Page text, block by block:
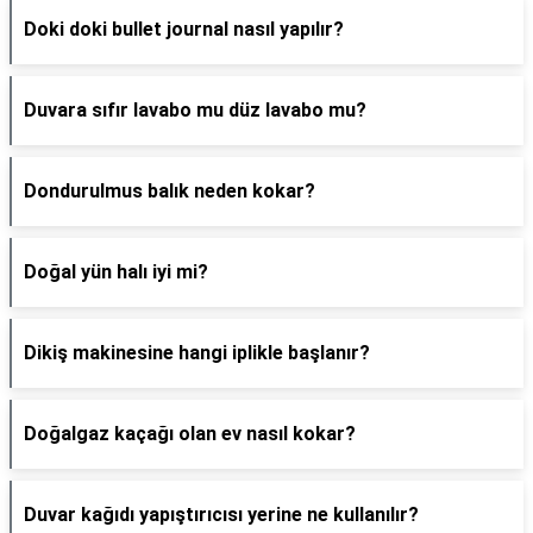
Doki doki bullet journal nasıl yapılır?
Duvara sıfır lavabo mu düz lavabo mu?
Dondurulmus balık neden kokar?
Doğal yün halı iyi mi?
Dikiş makinesine hangi iplikle başlanır?
Doğalgaz kaçağı olan ev nasıl kokar?
Duvar kağıdı yapıştırıcısı yerine ne kullanılır?